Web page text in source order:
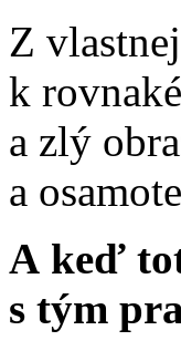
Z
k
a zlý
a
A keď
s tým